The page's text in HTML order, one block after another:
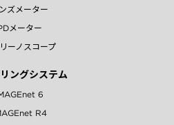
ズメーター
メーター
ーノスコープ
ングシステム
6
R4